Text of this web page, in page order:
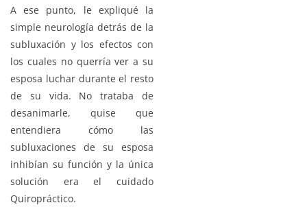
A ese punto, le expliqué la
simple neurología detrás de la
subluxación y los efectos con
los cuales no querría ver a su
esposa luchar durante el resto
de su vida. No trataba de
desanimarle, quise que
entendiera cómo las
subluxaciones de su esposa
inhibían su función y la única
solución era el cuidado
Quiropráctico.